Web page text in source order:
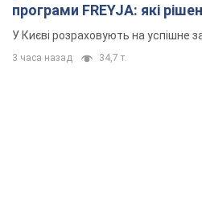
програми FREYJA: які
У Києві розраховують на успішне
3 часа назад 34,7 т.